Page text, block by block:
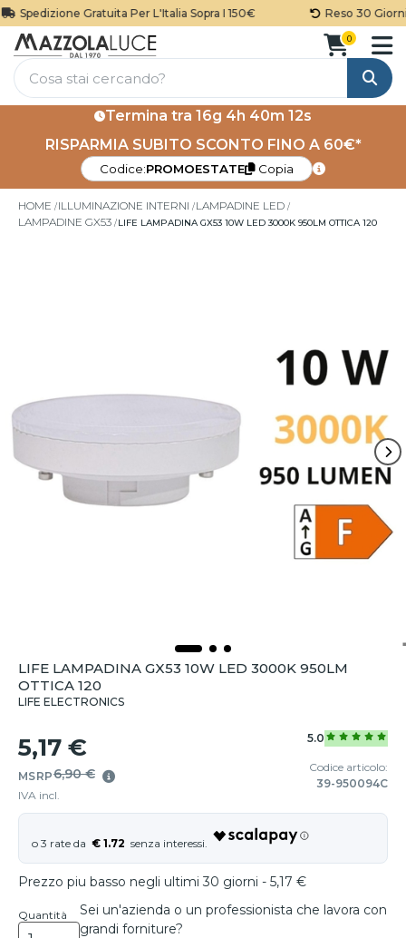
Spedizione Gratuita Per L'Italia Sopra I 150€ Reso 30 Giorni
Cerca
0
Termina tra 16g 4h 40m 12s
RISPARMIA SUBITO SCONTO FINO A 60€*
Codice:PROMOESTATE Copia
HOME ILLUMINAZIONE INTERNI LAMPADINE LED
LAMPADINE GX53
LIFE LAMPADINA GX53 10W LED 3000K 950LM OTTICA 120
LIFE LAMPADINA GX53 10W LED 3000K 950LM
OTTICA 120
LIFE ELECTRONICS
5,17 €
MSRP6,90 €
IVA incl.
5.0
Codice articolo:
39-950094C
€ 1.72
Prezzo piu basso negli ultimi 30 giorni - 5,17 €
Quantità
Sei un'azienda o un professionista che lavora con
grandi forniture?